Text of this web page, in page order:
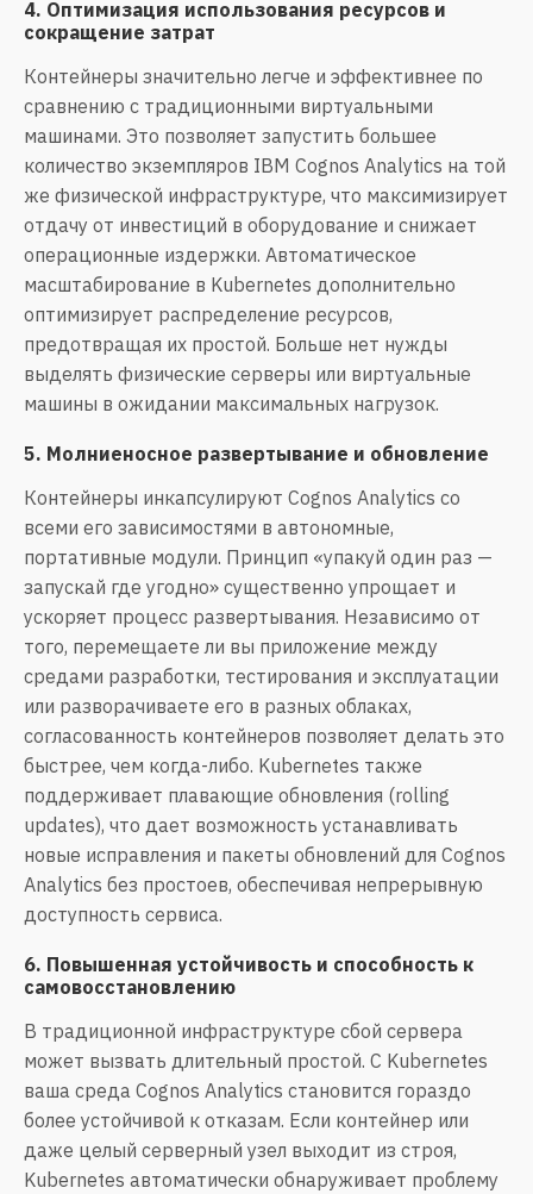
4. Оптимизация использования ресурсов и
сокращение затрат
Контейнеры значительно легче и эффективнее по
сравнению с традиционными виртуальными
машинами. Это позволяет запустить большее
количество экземпляров IBM Cognos Analytics на той
же физической инфраструктуре, что максимизирует
отдачу от инвестиций в оборудование и снижает
операционные издержки. Автоматическое
масштабирование в Kubernetes дополнительно
оптимизирует распределение ресурсов,
предотвращая их простой. Больше нет нужды
выделять физические серверы или виртуальные
машины в ожидании максимальных нагрузок.
5. Молниеносное развертывание и обновление
Контейнеры инкапсулируют Cognos Analytics со
всеми его зависимостями в автономные,
портативные модули. Принцип «упакуй один раз —
запускай где угодно» существенно упрощает и
ускоряет процесс развертывания. Независимо от
того, перемещаете ли вы приложение между
средами разработки, тестирования и эксплуатации
или разворачиваете его в разных облаках,
согласованность контейнеров позволяет делать это
быстрее, чем когда-либо. Kubernetes также
поддерживает плавающие обновления (rolling
updates), что дает возможность устанавливать
новые исправления и пакеты обновлений для Cognos
Analytics без простоев, обеспечивая непрерывную
доступность сервиса.
6. Повышенная устойчивость и способность к
самовосстановлению
В традиционной инфраструктуре сбой сервера
может вызвать длительный простой. С Kubernetes
ваша среда Cognos Analytics становится гораздо
более устойчивой к отказам. Если контейнер или
даже целый серверный узел выходит из строя,
Kubernetes автоматически обнаруживает проблему